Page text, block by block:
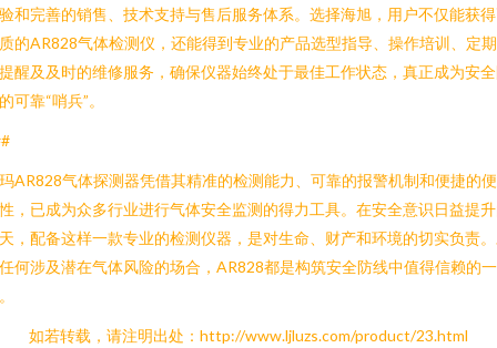
和完善的销售、技术支持与售后服务体系。选择海旭，用户不仅能获
的AR828气体检测仪，还能得到专业的产品选型指导、操作培训、定
醒及及时的维修服务，确保仪器始终处于最佳工作状态，真正成为安
可靠“哨兵”。
AR828气体探测器凭借其精准的检测能力、可靠的报警机制和便捷的
，已成为众多行业进行气体安全监测的得力工具。在安全意识日益提
，配备这样一款专业的检测仪器，是对生命、财产和环境的切实负责
何涉及潜在气体风险的场合，AR828都是构筑安全防线中值得信赖的一
如若转载，请注明出处：http://www.ljluzs.com/product/23.html